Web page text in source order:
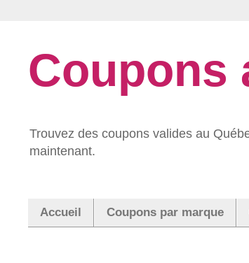
Coupons
Trouvez des coupons valides au
maintenant.
Accueil Coupons par marque